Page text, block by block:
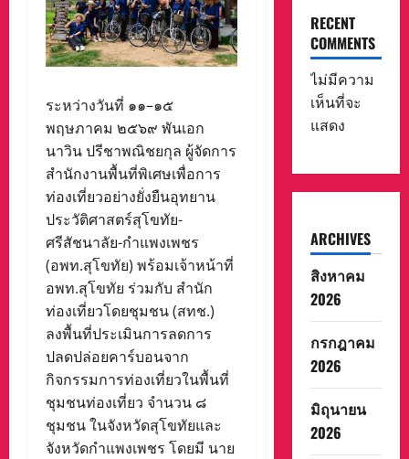
ระหว่างวันที่ ๑๑–๑๕
พฤษภาคม ๒๕๖๙ พันเอก
นาวิน ปรีชาพณิชยกุล ผู้จัดการ
สำนักงานพื้นที่พิเศษเพื่อการ
ท่องเที่ยวอย่างยั่งยืนอุทยาน
ประวัติศาสตร์สุโขทัย-
ศรีสัชนาลัย-กำแพงเพชร
(อพท.สุโขทัย) พร้อมเจ้าหน้าที่
อพท.สุโขทัย ร่วมกับ สำนัก
ท่องเที่ยวโดยชุมชน (สทช.)
ลงพื้นที่ประเมินการลดการ
ปลดปล่อยคาร์บอนจาก
กิจกรรมการท่องเที่ยวในพื้นที่
ชุมชนท่องเที่ยว จำนวน ๘
ชุมชน ในจังหวัดสุโขทัยและ
จังหวัดกำแพงเพชร โดยมี นาย
RECENT
COMMENTS
ไม่มีความ
เห็นที่จะ
แสดง
ARCHIVES
สิงหาคม
2026
กรกฎาคม
2026
มิถุนายน
2026